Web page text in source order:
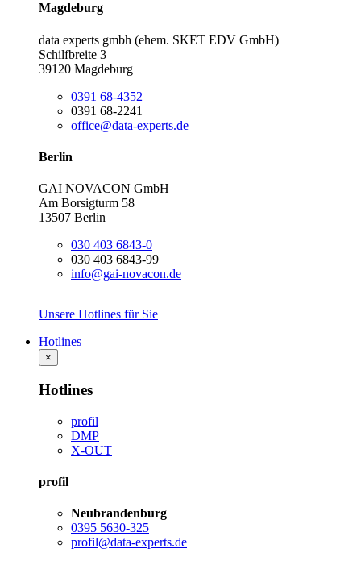
Magdeburg
data experts gmbh (ehem. SKET EDV GmbH)
Schilfbreite 3
39120 Magdeburg
0391 68-4352
0391 68-2241
office@data-experts.de
Berlin
GAI NOVACON GmbH
Am Borsigturm 58
13507 Berlin
030 403 6843-0
030 403 6843-99
info@gai-novacon.de
Unsere Hotlines für Sie
Hotlines
×
Hotlines
profil
DMP
X-OUT
profil
Neubrandenburg
0395 5630-325
profil@data-experts.de